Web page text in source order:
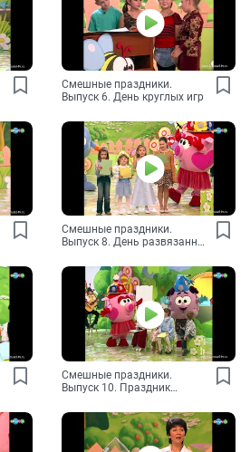
Смешные праздники.
Выпуск 6. День круглых игр
Смешные праздники.
Выпуск 8. День развязанных
Смешные праздники.
Выпуск 10. Праздник